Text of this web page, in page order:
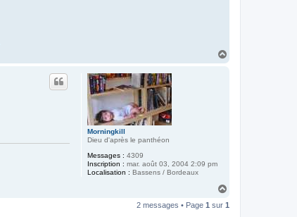
Morningkill
Dieu d'après le panthéon
Messages : 4309
Inscription : mar. août 03, 2004 2:09 pm
Localisation : Bassens / Bordeaux
u
2 messages • Page 1 sur 1